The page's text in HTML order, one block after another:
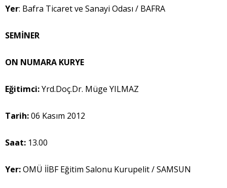
Yer: Bafra Ticaret ve Sanayi Odası / BAFRA
SEMİNER
ON NUMARA KURYE
Eğitimci:Yrd.Doç.Dr. Müge YILMAZ
Tarih:06 Kasım 2012
Saat: 13.00
Yer:OMÜ İİBF Eğitim Salonu Kurupelit / SAMSUN